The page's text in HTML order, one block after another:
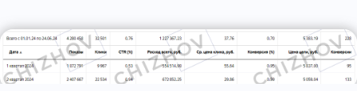
и в Телеграм
Разработатьновые объявления
и тексты
Доработать цели Метрики
для
более эффективной оптимизации